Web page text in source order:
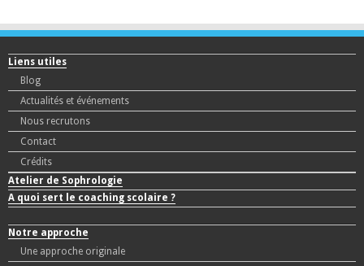
Liens utiles
Blog
Actualités et événements
Nous recrutons
Contact
Crédits
Atelier de Sophrologie
A quoi sert le coaching scolaire ?
Notre approche
Une approche originale